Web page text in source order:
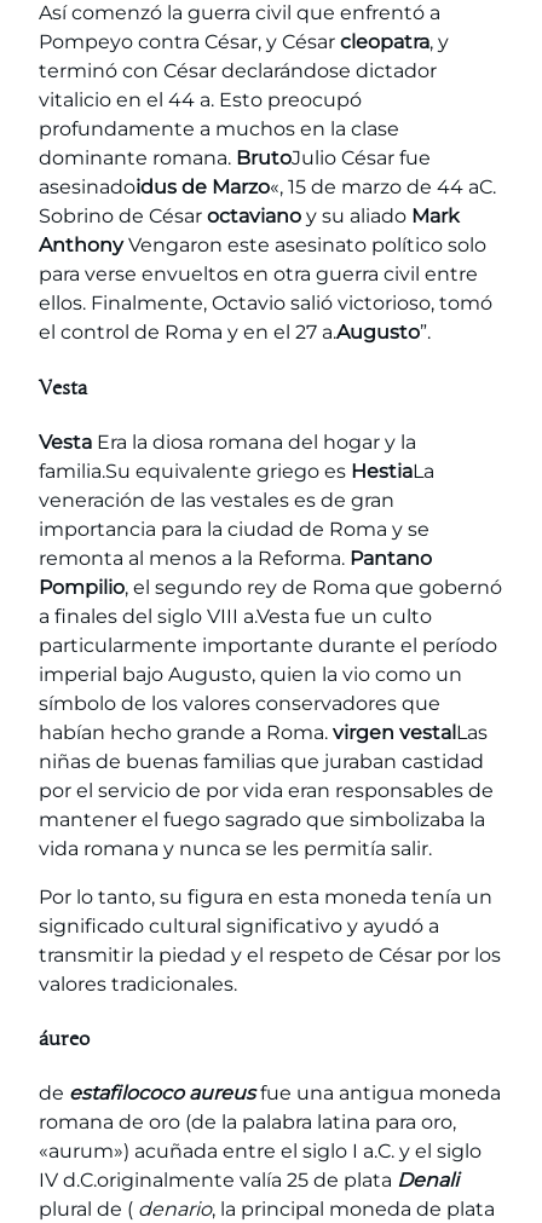
Así comenzó la guerra civil que enfrentó a
Pompeyo contra César, y César cleopatra, y
terminó con César declarándose dictador
vitalicio en el 44 a. Esto preocupó
profundamente a muchos en la clase
dominante romana. BrutoJulio César fue
asesinadoidus de Marzo«, 15 de marzo de 44 aC.
Sobrino de César octaviano y su aliado Mark
AnthonyVengaron este asesinato político solo
para verse envueltos en otra guerra civil entre
ellos. Finalmente, Octavio salió victorioso, tomó
el control de Roma y en el 27 a.Augusto”.
Vesta
Vesta Era la diosa romana del hogar y la
familia.Su equivalente griego es HestiaLa
veneración de las vestales es de gran
importancia para la ciudad de Roma y se
remonta al menos a la Reforma. Pantano
Pompilio, el segundo rey de Roma que gobernó
a finales del siglo VIII a.Vesta fue un culto
particularmente importante durante el período
imperial bajo Augusto, quien la vio como un
símbolo de los valores conservadores que
habían hecho grande a Roma. virgen vestalLas
niñas de buenas familias que juraban castidad
por el servicio de por vida eran responsables de
mantener el fuego sagrado que simbolizaba la
vida romana y nunca se les permitía salir.
Por lo tanto, su figura en esta moneda tenía un
significado cultural significativo y ayudó a
transmitir la piedad y el respeto de César por los
valores tradicionales.
áureo
de estafilococo aureusfue una antigua moneda
romana de oro (de la palabra latina para oro,
«aurum») acuñada entre el siglo I a.C. y el siglo
IV d.C.originalmente valía 25 de plata Denali
plural de ( denario, la principal moneda de plata